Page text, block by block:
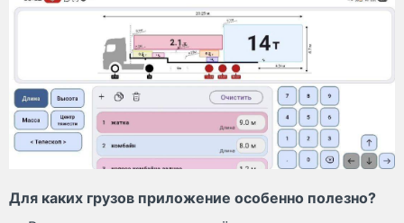
Для каких грузов приложение особенно полезно?